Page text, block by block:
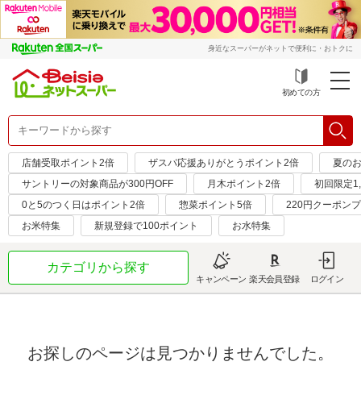
身近なスーパーがネットで便利に・おトクに
初めての方
店舗受取ポイント2倍 ザスパ応援ありがとうポイント2倍
夏の
サントリーの対象商品が300円OFF
月木ポイント2倍
初回限定
0と5のつく日はポイント2倍
惣菜ポイント5倍
220円クーポン
お米特集
新規登録で100ポイント お水特集
カテゴリから探す
キャンペーン 楽天会員登録 ログイン
お探しのページは見つかりませんでした。